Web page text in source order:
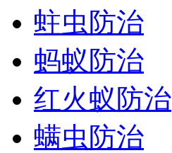
蛀虫防治
蚂蚁防治
红火蚁防治
螨虫防治